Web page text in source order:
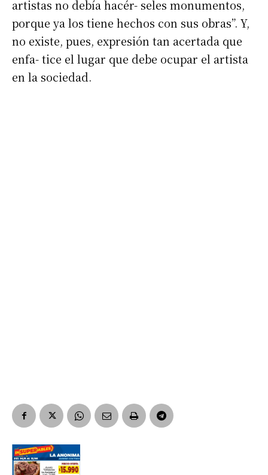
artistas no debía hacér- seles monumentos,
porque ya los tiene hechos con sus obras”. Y,
no existe, pues, expresión tan acertada que
enfa- tice el lugar que debe ocupar el artista
en la sociedad.